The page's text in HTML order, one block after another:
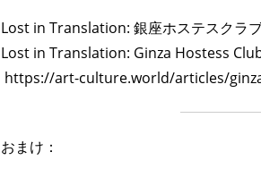
Lost in Translation: 銀座ホステスクラ
Lost in Translation: Ginza Hostess
https://art-culture.world/articles/
おまけ：